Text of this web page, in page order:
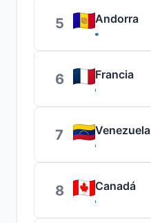
5 Andorra
6 Francia
7 Venezuela
8 Canadá